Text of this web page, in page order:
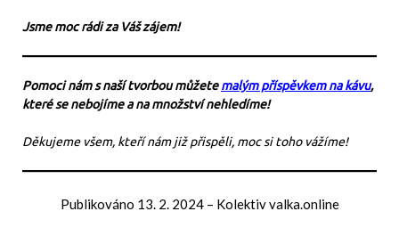
Jsme moc rádi za Váš zájem!
Pomoci nám s naší tvorbou můžetemalým příspěvkem na kávu,
které se nebojíme a na množství nehledíme!
Děkujeme všem, kteří nám již přispěli, moc si toho vážíme!
Publikováno 13. 2. 2024– Kolektiv valka.online